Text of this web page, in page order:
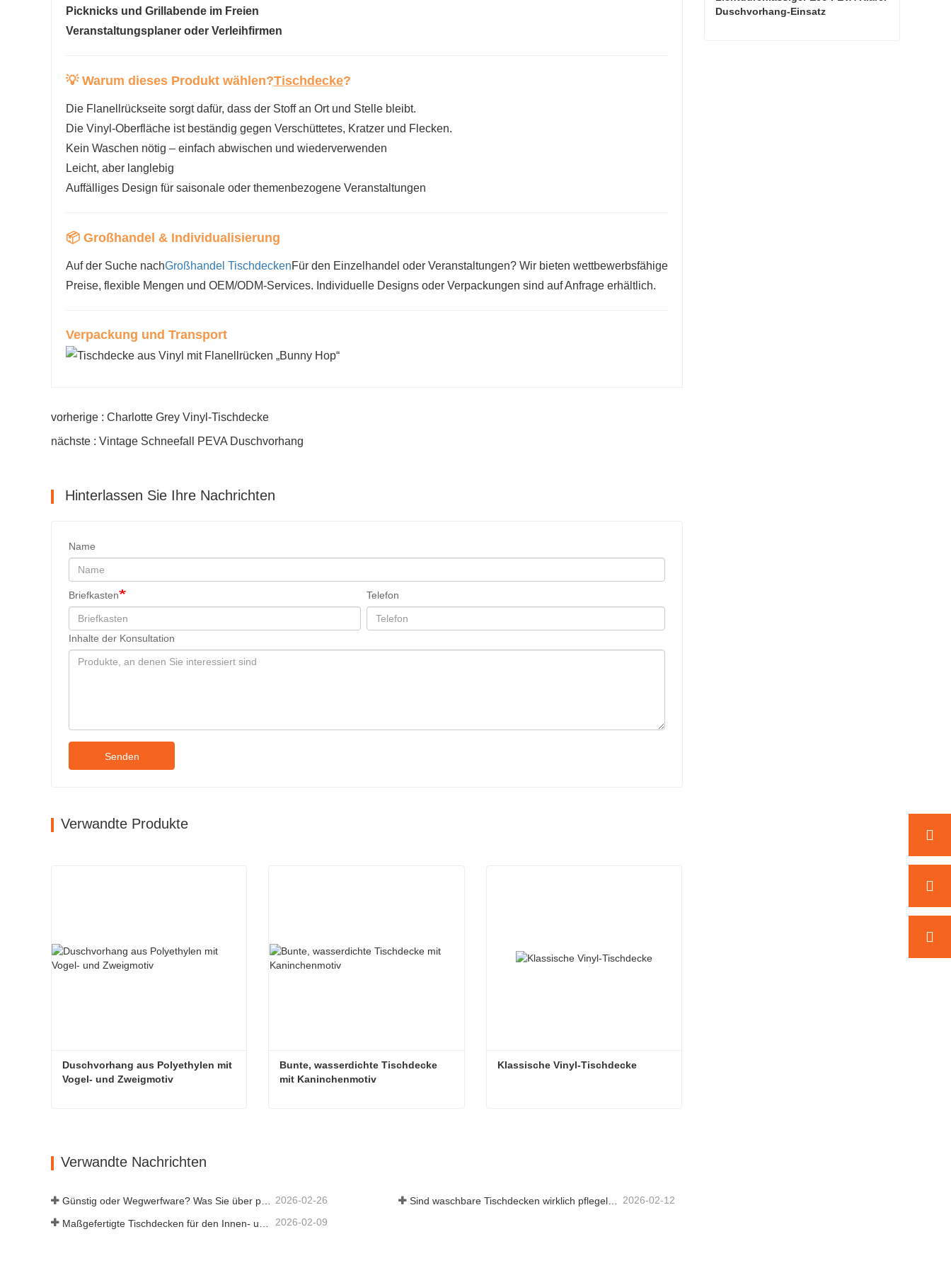
Picknicks und Grillabende im Freien
Veranstaltungsplaner oder Verleihfirmen
💡 Warum dieses Produkt wählen?Tischdecke?
Die Flanellrückseite sorgt dafür, dass der Stoff an Ort und Stelle bleibt.
Die Vinyl-Oberfläche ist beständig gegen Verschüttetes, Kratzer und Flecken.
Kein Waschen nötig – einfach abwischen und wiederverwenden
Leicht, aber langlebig
Auffälliges Design für saisonale oder themenbezogene Veranstaltungen
📦 Großhandel & Individualisierung
Auf der Suche nachGroßhandel TischdeckenFür den Einzelhandel oder Veranstaltungen? Wir bieten wettbewerbsfähige
Preise, flexible Mengen und OEM/ODM-Services. Individuelle Designs oder Verpackungen sind auf Anfrage erhältlich.
Verpackung und Transport
vorherige : Charlotte Grey Vinyl-Tischdecke
nächste : Vintage Schneefall PEVA Duschvorhang
Hinterlassen Sie Ihre Nachrichten
Name
Briefkasten Telefon
Inhalte der Konsultation
Senden
Verwandte Produkte
Duschvorhang aus Polyethylen mit
Vogel- und Zweigmotiv
Bunte, wasserdichte Tischdecke
mit Kaninchenmotiv
Klassische Vinyl-Tischdecke
Verwandte Nachrichten
Günstig oder Wegwerfware? Was Sie über preiswerte Tischdecken wissen sollten 2026-02-26 Sind waschbare Tischdecken wirklich pflegeleicht? Was Sie erwartet 2026-02-12
2026-02-09
Duschvorhang-Einsatz